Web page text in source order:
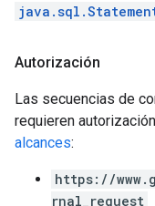
Autorización
Las secuencias de
requieren
alcances:
https://
rnal_request